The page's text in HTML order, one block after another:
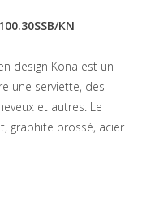
KN
design Kona est un
une serviette, des
et autres. Le
graphite brossé, acier